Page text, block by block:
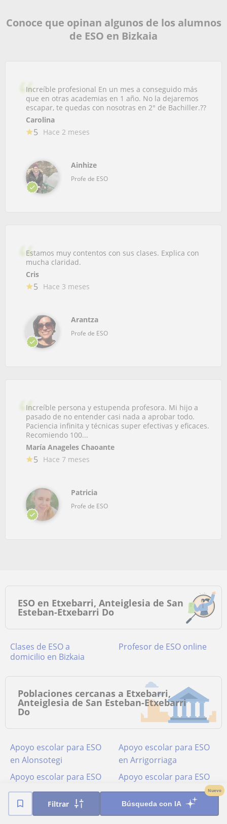
Filtrar Búsqueda con IA
Nuevo
Conoce que opinan algunos de los alumnos
de ESO en Bizkaia
Increíble profesional En un mes a conseguido más
que en otras academias en 1 año. No la dejaremos
escapar, te quedas con nosotras en 2° de Bachiller.??
Carolina
5 Hace 2 meses
Ainhize
Profe de ESO
Estamos muy contentos con sus clases. Explica con
mucha claridad.
Cris
5 Hace 3 meses
Arantza
Profe de ESO
Increíble persona y estupenda profesora. Mi hijo a
pasado de no entender casi nada a aprobar todo.
Paciencia infinita y técnicas super efectivas y eficaces.
Recomiendo 100...
María Anageles Chaoante
5 Hace 7 meses
Patricia
Profe de ESO
ESO en Etxebarri, Anteiglesia de San
Esteban-Etxebarri Do
Clases de ESO a
domicilio en Bizkaia
Profesor de ESO online
Poblaciones cercanas a Etxebarri,
Anteiglesia de San Esteban-Etxebarri
Do
Apoyo escolar para ESO
en Alonsotegi
Apoyo escolar para ESO
en Arrigorriaga
Apoyo escolar para ESO
en Barakaldo
Apoyo escolar para ESO
en Basauri
Apoyo escolar para ESO
en Bilbao
Apoyo escolar para ESO
en Derio